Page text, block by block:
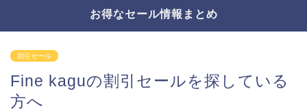
お得なセール情報まとめ
割引セール
Fine kaguの割引セールを探している
方へ